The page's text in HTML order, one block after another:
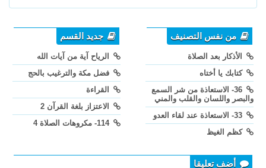
من نفس التصنيف
الأذكار بعد الصلاة
كتابك يا أختاه
36- الاستعاذة من شر السمع
والبصر واللسان والقلب والمني
كظم الغيظ
جديد القسم
الرياح آية من آيات الله
فضل مكة والترغيب بالحج
القراءة
الاعتزاز بلغة القرآن 2
114- مكروهات الصلاة 4
أضف تعليقا